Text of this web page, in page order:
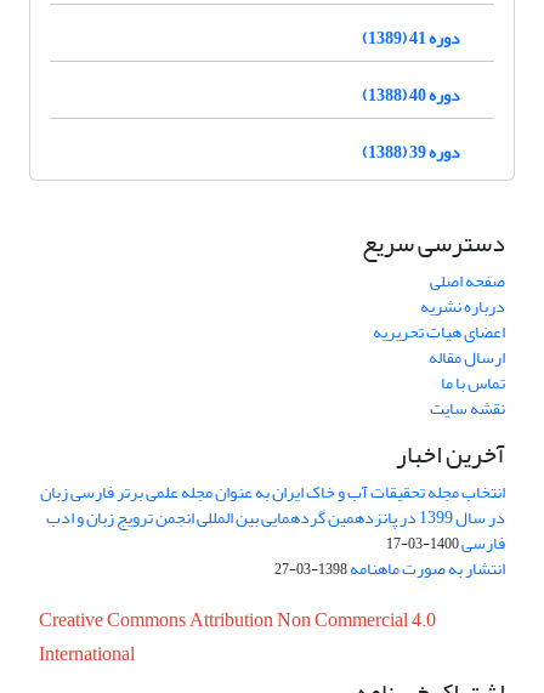
دوره 41 (1389)
دوره 40 (1388)
دوره 39 (1388)
دسترسی سریع
صفحه اصلی
درباره نشریه
اعضای هیات تحریریه
ارسال مقاله
تماس با ما
نقشه سایت
آخرین اخبار
انتخاب مجله تحقیقات آب و خاک ایران به عنوان مجله علمی برتر فارسی زبان
در سال 1399 در پانزدهمین گردهمایی بین المللی انجمن ترویج زبان و ادب
فارسی1400-03-17
انتشار به صورت ماهنامه1398-03-27
Creative Commons Attribution Non Commercial 4.0
International